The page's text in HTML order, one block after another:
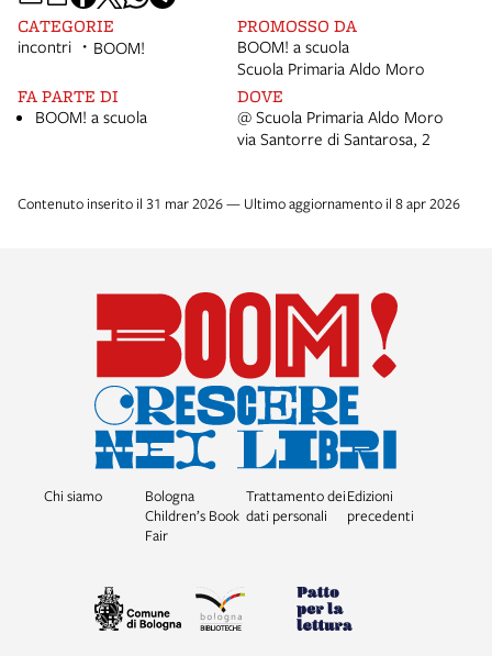
CATEGORIE
incontri BOOM!
PROMOSSO DA
BOOM! a scuola
Scuola Primaria Aldo Moro
FA PARTE DI
BOOM! a scuola
DOVE
@ Scuola Primaria Aldo Moro
via Santorre di Santarosa, 2
Contenuto inserito il 31 mar 2026 — Ultimo aggiornamento il 8 apr 2026
Chi siamo
Bologna
Children’s Book
Fair
Trattamento dei
dati personali
Edizioni
precedenti